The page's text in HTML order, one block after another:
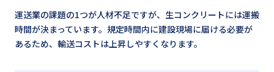
運送業の課題の1つが人材不足ですが、生コンクリートには運搬
時間が決まっています。規定時間内に建設現場に届ける必要が
あるため、輸送コストは上昇しやすくなります。